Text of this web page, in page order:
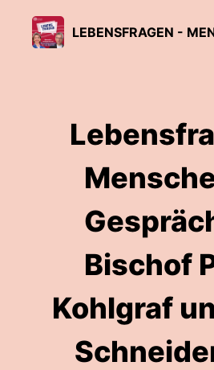
Bischof
Kohlgraf